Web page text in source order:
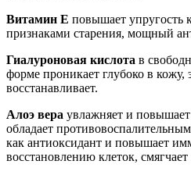
Витамин Е повышает упругость
признаками старения, мощный
Гиалуроновая кислота в
форме проникает глубоко в
восстанавливает.
Алоэ вера увлажняет и
обладает
как антиоксидант и повышает
восстановлению клеток,